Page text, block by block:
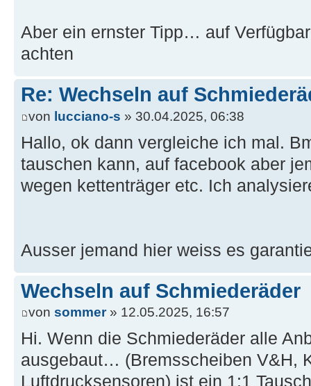
Aber ein ernster Tipp… auf
achten
Re: Wechseln auf
von lucciano-s » 30.04.2025, 06:38
Hallo, ok dann vergleiche ich mal.
tauschen kann, auf facebook aber
wegen kettenträger etc. Ich
Ausser jemand hier weiss es
Wechseln auf Schmiederäder
von sommer» 12.05.2025, 16:57
Hi. Wenn die Schmiederäder alle
ausgebaut… (Bremsscheiben V&H,
Luftdrucksensoren) ist ein 1:1